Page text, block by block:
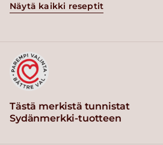
Näytä kaikki reseptit
Tästä merkistä tunnistat
Sydänmerkki-tuotteen